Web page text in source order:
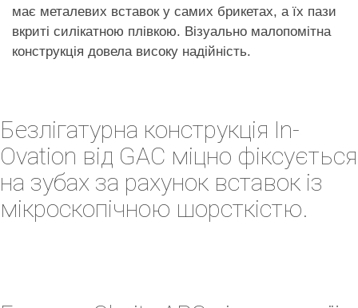
має металевих вставок у самих брикетах, а їх пази
вкриті силікатною плівкою. Візуально малопомітна
конструкція довела високу надійність.
Безлігатурна конструкція In-
Ovation від GAC міцно фіксується
на зубах за рахунок вставок із
мікроскопічною шорсткістю.